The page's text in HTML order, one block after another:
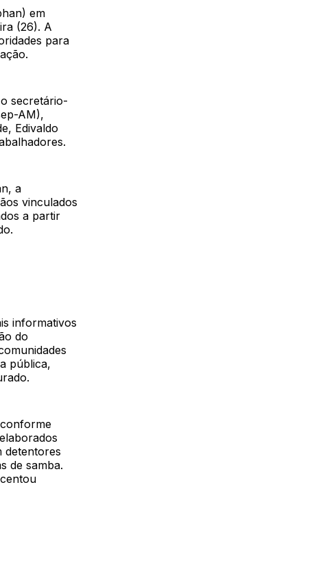
em
(26). A
para
secretário-
AM),
Edivaldo
a
vinculados
a partir
informativos
do
pública,
detentores
de samba.